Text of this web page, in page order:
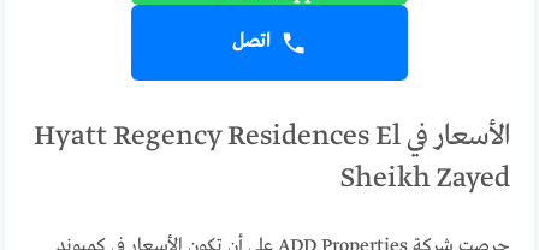
اتصل
الأسعار في Hyatt Regency Residences El
Sheikh Zayed